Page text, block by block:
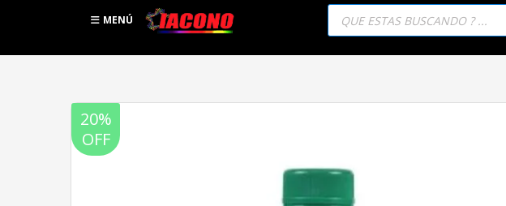
MENÚ
Búsqueda
productos
20%
OFF